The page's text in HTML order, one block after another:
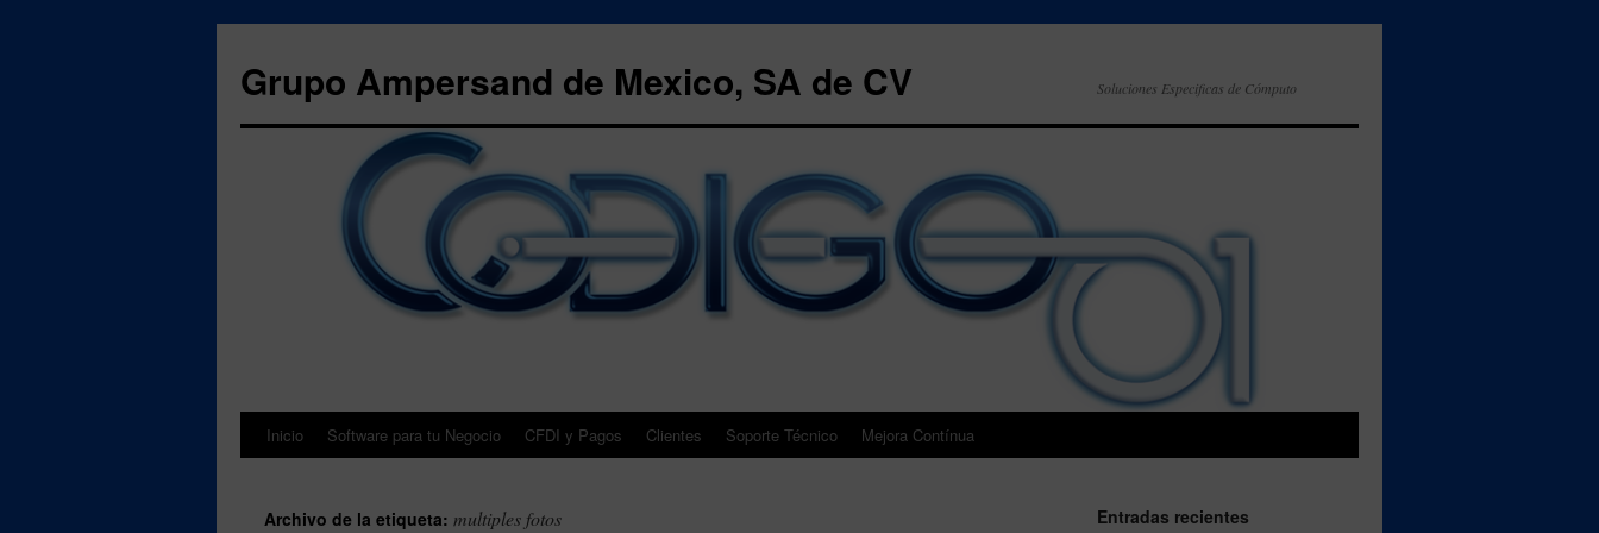
Grupo Ampersand de Mexico, SA de CV Soluciones Especificas de Cómputo
Saltar
contenido
Inicio Software para tu Negocio CFDI y Pagos Clientes Soporte Técnico Mejora Contínua
Archivo de la etiqueta: multiples fotos Entradas recientes